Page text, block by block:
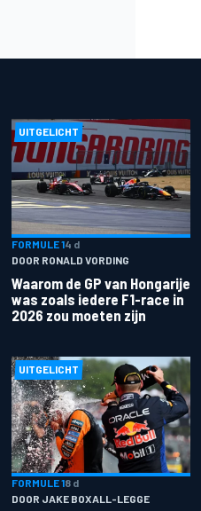
UITGELICHT
FORMULE 14 d
DOOR RONALD VORDING
Waarom de GP van Hongarije
was zoals iedere F1-race in
2026 zou moeten zijn
UITGELICHT
FORMULE 18 d
DOOR JAKE BOXALL-LEGGE